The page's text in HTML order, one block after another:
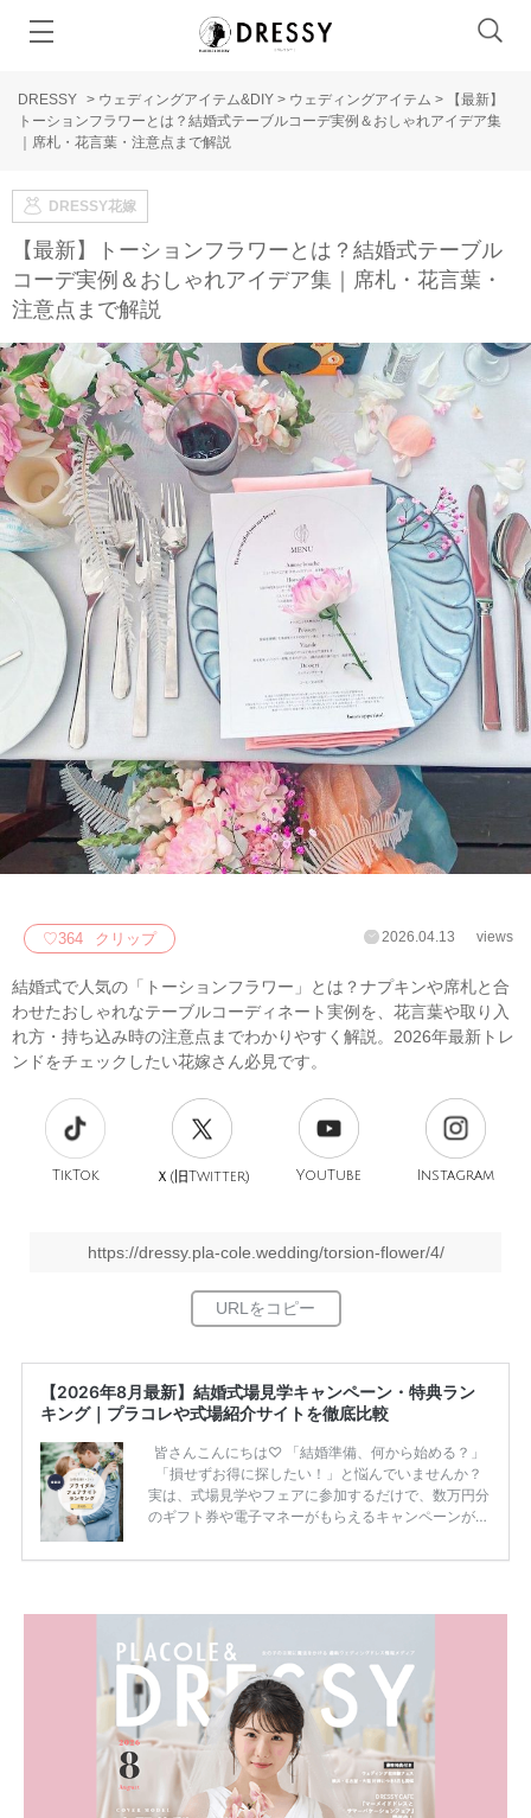
DRESSY > ウェディングアイテム&DIY > ウェディングアイテム >
【最新】
トーションフラワーとは？結婚式テーブルコーデ実例＆おしゃれアイデア集
｜席札・花言葉・注意点まで解説
DRESSY花嫁
【最新】トーションフラワーとは？結婚式テーブル
コーデ実例＆おしゃれアイデア集｜席札・花言葉・
注意点まで解説
♡364 クリップ 2026.04.13 views
結婚式で人気の「トーションフラワー」とは？ナプキンや席札と合
わせたおしゃれなテーブルコーディネート実例を、花言葉や取り入
れ方・持ち込み時の注意点までわかりやすく解説。2026年最新トレ
ンドをチェックしたい花嫁さん必見です。
TikTok Ｘ(旧Twitter) YouTube Instagram
https://dressy.pla-cole.wedding/torsion-flower/4/
【2026年8月最新】結婚式場見学キャンペーン・特典ラン
キング｜プラコレや式場紹介サイトを徹底比較
皆さんこんにちは♡ 「結婚準備、何から始める？」
「損せずお得に探したい！」と悩んでいませんか？
実は、式場見学やフェアに参加するだけで、数万円分
のギフト券や電子マネーがもらえるキャンペーンがあ
ため、比較せずに選ぶと損をしてしまうことも……。
内容：特典金額・条件・応募方法・注意点 「どこが
一番お得？」「プラコレの特典は？」といった疑問も
解決します。 まずは診断で候補を絞れる「ウェディ
ング診断」か、体験型 […]
続きを読む